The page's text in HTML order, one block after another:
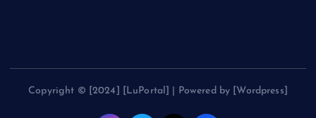
Copyright © [2024] [LuPortal] | Powered by [Wordpress]